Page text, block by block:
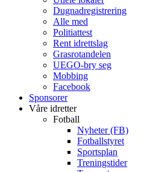
Dugnadregistrering
Alle med
Politiattest
Rent idrettslag
Grasrotandelen
UEGO-bry seg
Mobbing
Facebook
Sponsorer
Våre idretter
Fotball
Nyheter (FB)
Fotballstyret
Sportsplan
Treningstider